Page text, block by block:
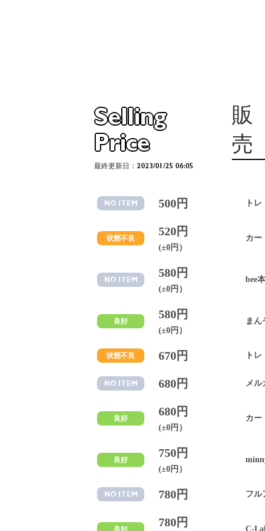
Selling
Price
販
売
最終更新日：2023/01/25 06:05
NO ITEM 500円 ト
状態不良
520円
(±0円）
カー
NO ITEM
580円
(±0円）
bee
良好
580円
(±0円）
まん
状態不良 670円 ト
NO ITEM 680円 メル
良好
680円
(±0円）
カー
良好
750円
(±0円）
NO ITEM 780円 フル
良好
780円
C-